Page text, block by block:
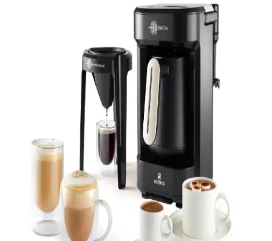
Philips HD9285, kullanımı kolay ve yüksek performanslı tam
otomatik kahve makinesi, çeşitli kahve türleri ve kişiselleştirme
seçenekleriyle ideal bir tercih olur.
Kahve Öğütücülü Kahve Makineleri: Modern
Teknolojilerle Kahve Keyfini Yükseltin
Gelişmiş kahve öğütücülü makineler, tazelik ve aroma sağlar,
kullanımı kolaydır, çeşitli ayar seçenekleri sunar ve kahve hazırlama
Philips Kahve Makineleri ile Lezzetli Kahve
Deneyimini Yükseltme Rehberi
Philips kahve makineleri, teknolojik özellikleri ve kullanıcı dostu
tasarımıyla kahve lezzetini artırmaya yardımcı olur. Aromanın
korunması ve pratik kullanım ön plandadır.
Türk Kahvesi Makinesi Karşılaştırması Fakir ve
Homend Modelleri Analizi